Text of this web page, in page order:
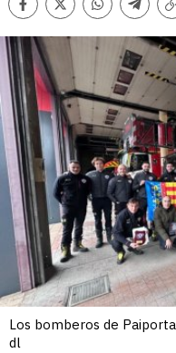
Facebook
TwitterWhatsapp
Comentarios
Los bomberos de
dl